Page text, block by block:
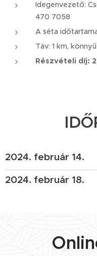
Idegenvezető:
470 7058
A séta
Táv: 1 km,
Részvételi díj:
2024. február 14.
2024. február 18.